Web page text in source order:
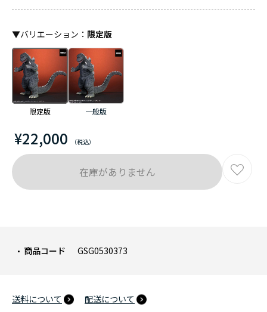
¥22,000
商品コード GSG0530373
送料について 配送について
▼バリエーション ： 限定版
限定版 一般版
在庫がありません